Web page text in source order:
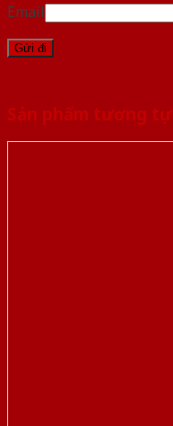
Email
Sản phẩm tương tự